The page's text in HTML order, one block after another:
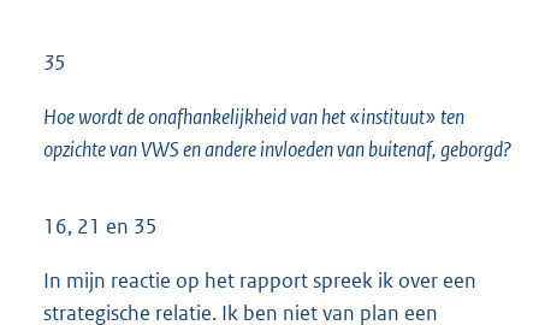
35
Hoe wordt de onafhankelijkheid van het «instituut» ten
opzichte van VWS en andere invloeden van buitenaf, geborgd?
16, 21 en 35
In mijn reactie op het rapport spreek ik over een
strategische relatie. Ik ben niet van plan een